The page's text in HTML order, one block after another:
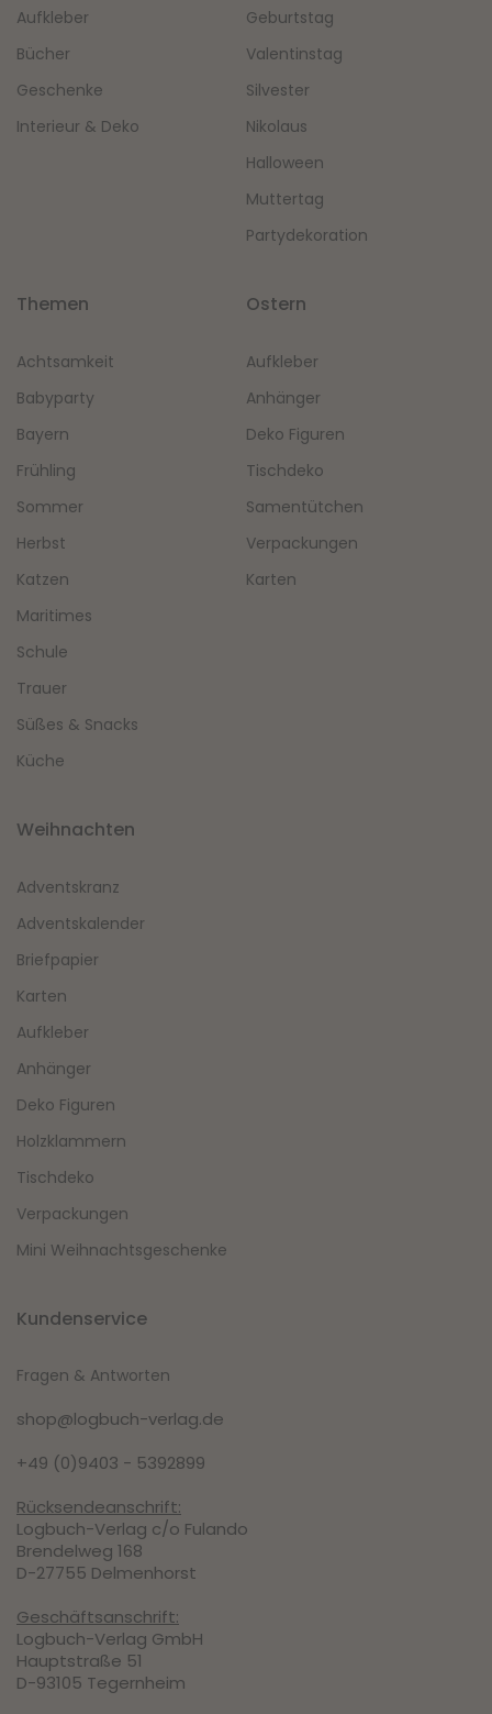
Aufkleber
Bücher
Geschenke
Interieur & Deko
Geburtstag
Valentinstag
Silvester
Nikolaus
Halloween
Muttertag
Partydekoration
Themen
Achtsamkeit
Babyparty
Bayern
Frühling
Sommer
Herbst
Katzen
Maritimes
Schule
Trauer
Süßes & Snacks
Küche
Ostern
Aufkleber
Anhänger
Deko Figuren
Tischdeko
Samentütchen
Verpackungen
Karten
Weihnachten
Adventskranz
Adventskalender
Briefpapier
Karten
Aufkleber
Anhänger
Deko Figuren
Holzklammern
Tischdeko
Verpackungen
Mini Weihnachtsgeschenke
Kundenservice
Fragen & Antworten
shop@logbuch-verlag.de
+49 (0)9403 - 5392899
Rücksendeanschrift:
Logbuch-Verlag c/o Fulando
Brendelweg 168
D-27755 Delmenhorst
Geschäftsanschrift:
Logbuch-Verlag GmbH
Hauptstraße 51
D-93105 Tegernheim